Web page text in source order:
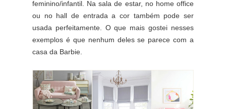
feminino/infantil. Na sala de estar, no home office
ou no hall de entrada a cor também pode ser
usada perfeitamente. O que mais gostei nesses
exemplos é que nenhum deles se parece com a
casa da Barbie.